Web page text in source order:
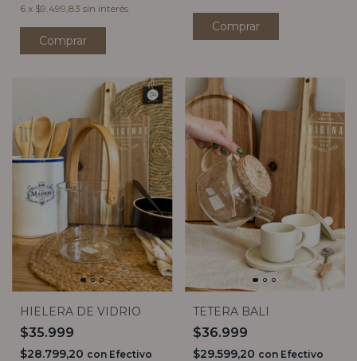
6 x $9.499,83 sin interés
HIELERA DE VIDRIO
$35.999
$28.799,20 con Efectivo
TETERA BALI
$36.999
$29.599,20 con Efectivo